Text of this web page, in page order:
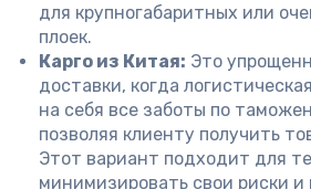
для крупногабаритных или
плоек.
Карго из Китая: Это
доставки, когда
на себя все заботы по
позволяя клиенту получить
Этот вариант подходит для
минимизировать свои риски и